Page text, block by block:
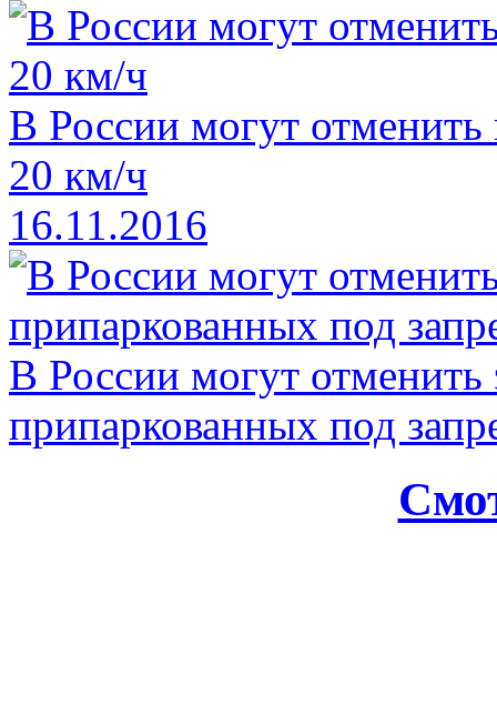
В России могут
20 км/ч
16.11.2016
В России могут
припаркованных под